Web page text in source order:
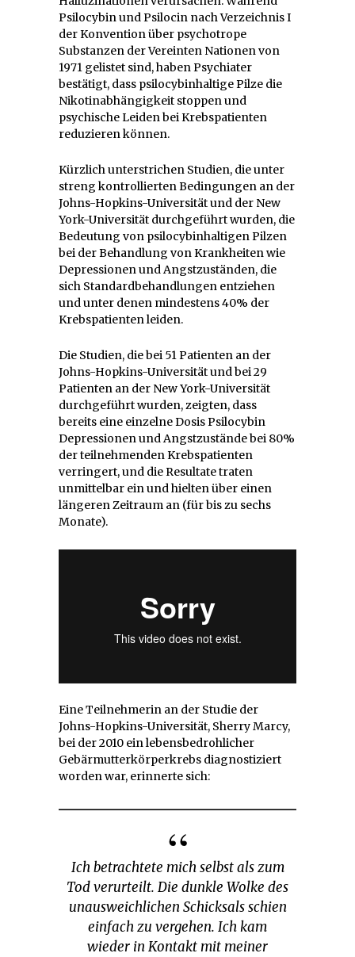
Psilocybin und Psilocin nach Verzeichnis I
der Konvention über psychotrope
Substanzen der Vereinten Nationen von
1971 gelistet sind, haben Psychiater
bestätigt, dass psilocybinhaltige Pilze die
Nikotinabhängigkeit stoppen und
psychische Leiden bei Krebspatienten
reduzieren können.
Kürzlich unterstrichen Studien, die unter
streng kontrollierten Bedingungen an der
Johns-Hopkins-Universität und der New
York-Universität durchgeführt wurden, die
Bedeutung von psilocybinhaltigen Pilzen
bei der Behandlung von Krankheiten wie
Depressionen und Angstzuständen, die
sich Standardbehandlungen entziehen
und unter denen mindestens 40% der
Krebspatienten leiden.
Die Studien, die bei 51 Patienten an der
Johns-Hopkins-Universität und bei 29
Patienten an der New York-Universität
durchgeführt wurden, zeigten, dass
bereits eine einzelne Dosis Psilocybin
Depressionen und Angstzustände bei 80%
der teilnehmenden Krebspatienten
verringert, und die Resultate traten
unmittelbar ein und hielten über einen
längeren Zeitraum an (für bis zu sechs
Monate).
Eine Teilnehmerin an der Studie der
Johns-Hopkins-Universität, Sherry Marcy,
bei der 2010 ein lebensbedrohlicher
Gebärmutterkörperkrebs diagnostiziert
worden war, erinnerte sich:
Ich betrachtete mich selbst als zum
Tod verurteilt. Die dunkle Wolke des
unausweichlichen Schicksals schien
einfach zu vergehen. Ich kam
wieder in Kontakt mit meiner